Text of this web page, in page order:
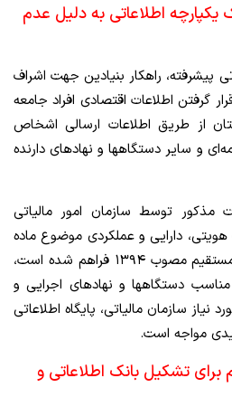
اطلاعاتی به دلیل عدم
پیشرفته، راهکار بنیادین جهت اشراف
گرفتن اطلاعات اقتصادی افراد جامعه
از طریق اطلاعات ارسالی اشخاص
و سایر دستگاه­ها و نهادهای دارنده
مذکور توسط سازمان امور مالیاتی
هویتی، دارایی و عملکردی موضوع ماده
(۱۶۹) مکرر قانون مالیات­های مستقیم مصوب ۱۳۹۴ فراهم شده است،
دستگاه­ها و نهادهای اجرایی و
نیاز سازمان مالیاتی، پایگاه اطلاعاتی
مواجه است.
برای تشکیل بانک اطلاعاتی و